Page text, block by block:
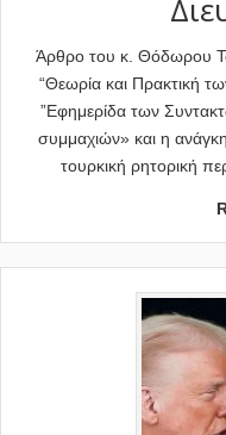
Άρθρο του κ. Θόδωρου
“Θεωρία και Πρακτική
”Εφημερίδα των
συμμαχιών» και η
τουρκική ρητορική